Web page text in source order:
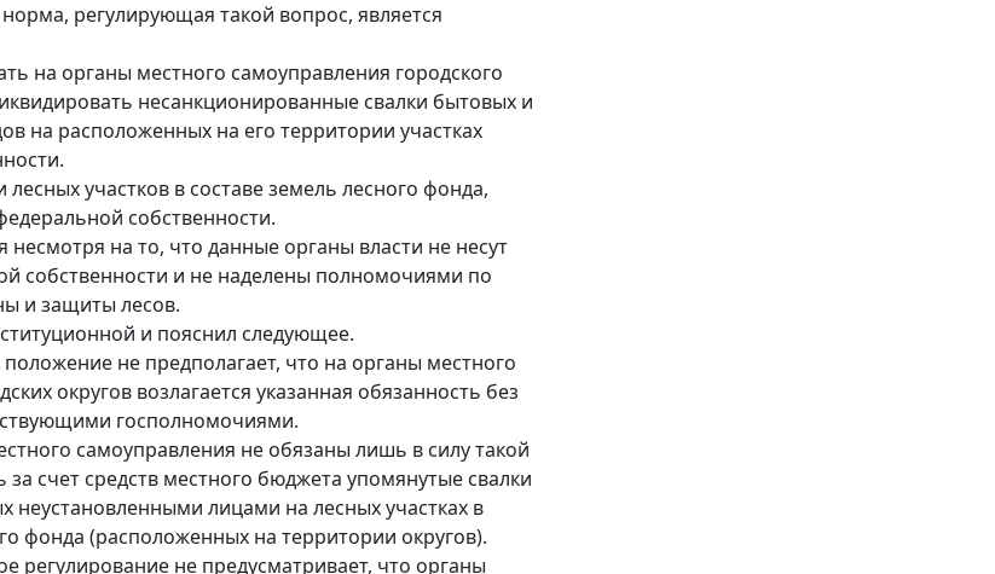
норма, регулирующая такой вопрос, является
на органы местного самоуправления городского
несанкционированные свалки бытовых и
на расположенных на его территории участках
лесных участков в составе земель лесного фонда,
собственности.
несмотря на то, что данные органы власти не несут
собственности и не наделены полномочиями по
и защиты лесов.
и пояснил следующее.
не предполагает, что на органы местного
округов возлагается указанная обязанность без
госполномочиями.
самоуправления не обязаны лишь в силу такой
счет средств местного бюджета упомянутые свалки
неустановленными лицами на лесных участках в
фонда (расположенных на территории округов).
регулирование не предусматривает, что органы